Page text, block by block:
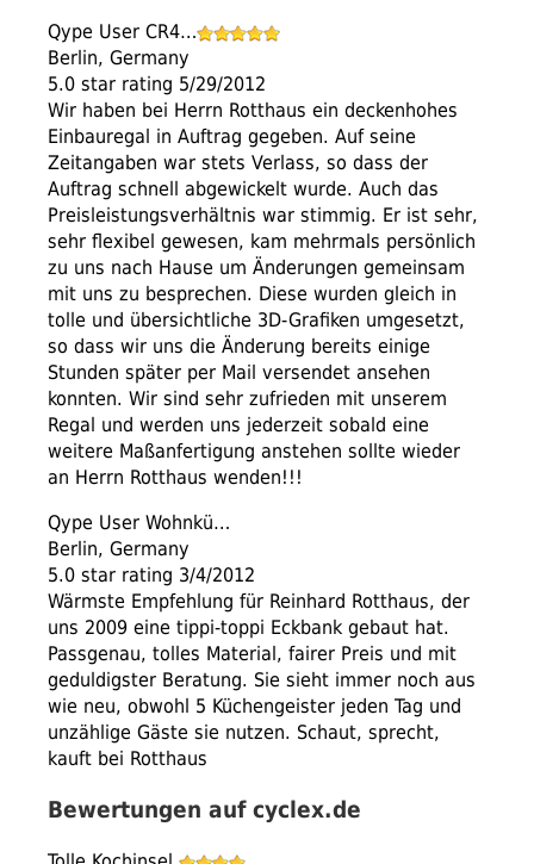
Qype User CR4…
Berlin, Germany
5.0 star rating 5/29/2012
Wir haben bei Herrn Rotthaus ein deckenhohes
Einbauregal in Auftrag gegeben. Auf seine
Zeitangaben war stets Verlass, so dass der
Auftrag schnell abgewickelt wurde. Auch das
Preisleistungsverhältnis war stimmig. Er ist sehr,
sehr flexibel gewesen, kam mehrmals persönlich
zu uns nach Hause um Änderungen gemeinsam
mit uns zu besprechen. Diese wurden gleich in
tolle und übersichtliche 3D-Grafiken umgesetzt,
so dass wir uns die Änderung bereits einige
Stunden später per Mail versendet ansehen
konnten. Wir sind sehr zufrieden mit unserem
Regal und werden uns jederzeit sobald eine
weitere Maßanfertigung anstehen sollte wieder
an Herrn Rotthaus wenden!!!
Qype User Wohnkü…
Berlin, Germany
5.0 star rating 3/4/2012
Wärmste Empfehlung für Reinhard Rotthaus, der
uns 2009 eine tippi-toppi Eckbank gebaut hat.
Passgenau, tolles Material, fairer Preis und mit
geduldigster Beratung. Sie sieht immer noch aus
wie neu, obwohl 5 Küchengeister jeden Tag und
unzählige Gäste sie nutzen. Schaut, sprecht,
kauft bei Rotthaus
Bewertungen auf cyclex.de